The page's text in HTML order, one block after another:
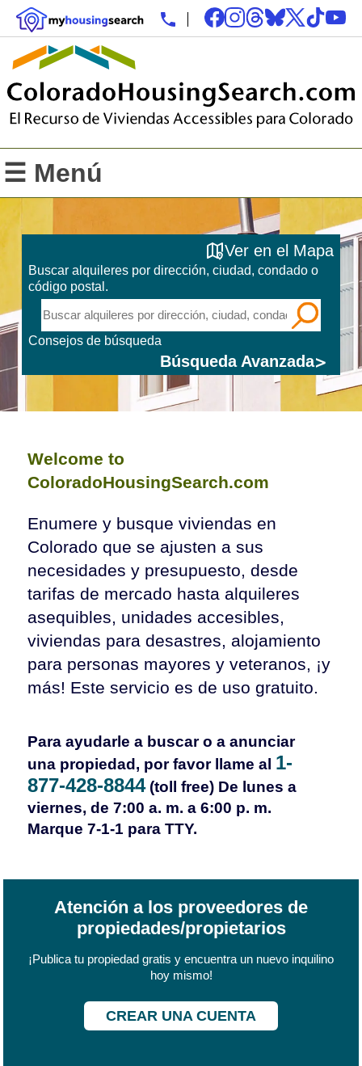
☰ Menú
Ver en el Mapa
Buscar alquileres por dirección, ciudad, condado o
código postal.
Consejos de búsqueda
Búsqueda Avanzada
Para ayudarle a buscar o a anunciar
una propiedad, por favor llame al 1-
877-428-8844(toll free) De lunes a
viernes, de 7:00 a. m. a 6:00 p. m.
Marque 7-1-1 para TTY.
Welcome to
ColoradoHousingSearch.com
Enumere y busque viviendas en
Colorado que se ajusten a sus
necesidades y presupuesto, desde
tarifas de mercado hasta alquileres
asequibles, unidades accesibles,
viviendas para desastres, alojamiento
para personas mayores y veteranos, ¡y
más! Este servicio es de uso gratuito.
Atención a los proveedores de
propiedades/propietarios
¡Publica tu propiedad gratis y encuentra un nuevo inquilino
hoy mismo!
CREAR UNA CUENTA